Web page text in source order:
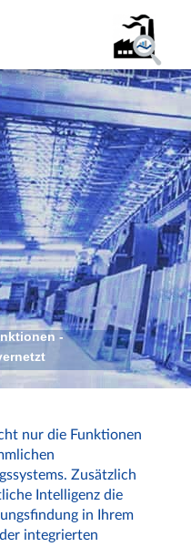
-
nur die Funktionen
Zusätzlich
Intelligenz die
in Ihrem
integrierten